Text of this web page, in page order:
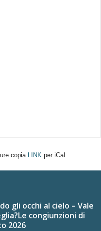
copia LINK per iCal
gli occhi al cielo – Vale
congiunzioni di
2026